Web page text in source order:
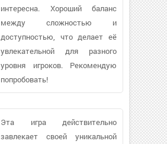
интересна. Хороший баланс
между сложностью и
доступностью, что делает её
увлекательной для разного
уровня игроков. Рекомендую
попробовать!
Эта игра действительно
завлекает своей уникальной